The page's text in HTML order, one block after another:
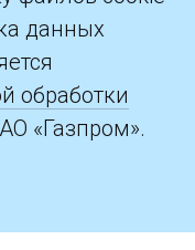
данных
обработки
«Газпром».